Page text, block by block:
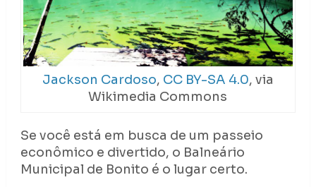
Jackson Cardoso, CC BY-SA 4.0, via
Wikimedia Commons
Se você está em busca de um passeio
econômico e divertido, o Balneário
Municipal de Bonito é o lugar certo.